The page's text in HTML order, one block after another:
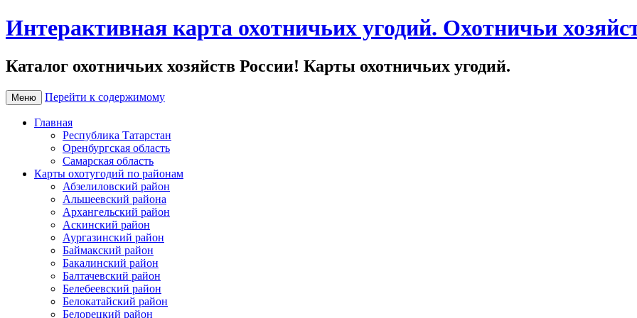
Интерактивная карта охотничьих угодий. Охотничьи
Каталог охотничьих хозяйств России! Карты охотничьих угодий.
Меню Перейти к содержимому
Главная
Республика Татарстан
Оренбургская область
Самарская область
Карты охотугодий по районам
Абзелиловский район
Альшеевский района
Архангельский район
Аскинский район
Аургазинский район
Баймакский район
Бакалинский район
Балтачевский район
Белебеевский район
Белокатайский район
Белорецкий район